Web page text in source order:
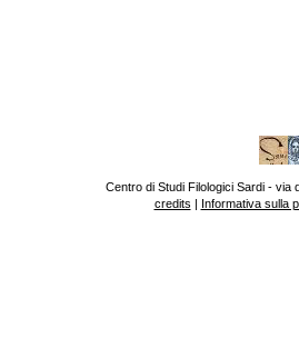
Centro di Studi Filologici Sardi - via
credits | Informativa sulla